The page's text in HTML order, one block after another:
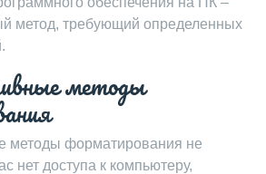
метод, требующий определенных
методы
методы форматирования не
нет доступа к компьютеру,